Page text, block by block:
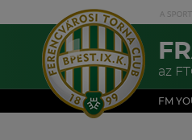
az
FM